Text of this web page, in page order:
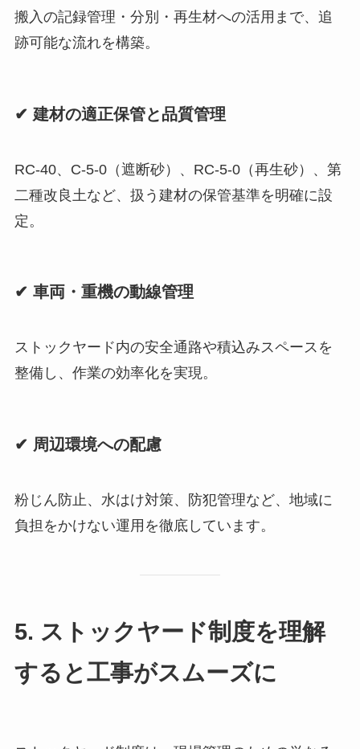
搬入の記録管理・分別・再生材への活用まで、追
跡可能な流れを構築。
✔ 建材の適正保管と品質管理
RC-40、C-5-0（遮断砂）、RC-5-0（再生砂）、第
二種改良土など、扱う建材の保管基準を明確に設
定。
✔ 車両・重機の動線管理
ストックヤード内の安全通路や積込みスペースを
整備し、作業の効率化を実現。
✔ 周辺環境への配慮
粉じん防止、水はけ対策、防犯管理など、地域に
負担をかけない運用を徹底しています。
5. ストックヤード制度を理解
すると工事がスムーズに